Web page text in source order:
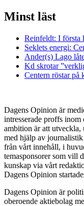
Minst läst
Reinfeldt: I
Seklets energi:
Ander(s) Lago
Kd skrotar
Centern röstar
Dagens Opinion är
intresserade proffs
ambition är att
med hjälp av
från vårt innehåll, i
temasponsorer som vill
kunskap via vårt
Dagens Opinion
Dagens Opinion är
oberoende aktiebolag